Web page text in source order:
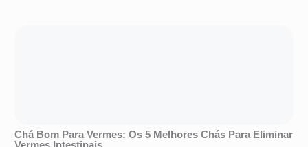
Chá Bom Para Vermes: Os 5 Melhores Chás Para Eliminar